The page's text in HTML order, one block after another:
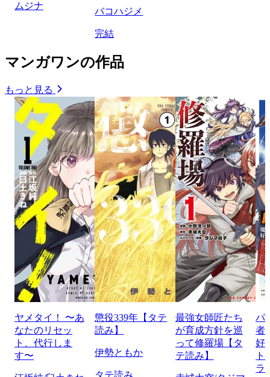
ムジナ
バコハジメ
完結
マンガワンの作品
もっと見る
ヤメタイ！ 〜あ
なたのリセッ
ト、代行しま
す〜
懲役339年【タテ
読み】
伊勢ともか
最強女師匠たち
が育成方針を巡
って修羅場【タ
テ読み】
パ
者
好
ト
ラ